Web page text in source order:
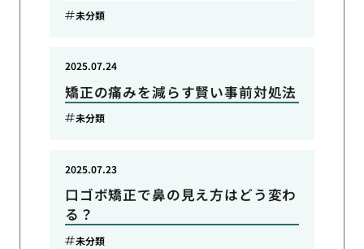
未分類
矯正の痛みを減らす賢い事前対処法
2025.07.24
未分類
口ゴボ矯正で鼻の見え方はどう変わ
る？
2025.07.23
未分類